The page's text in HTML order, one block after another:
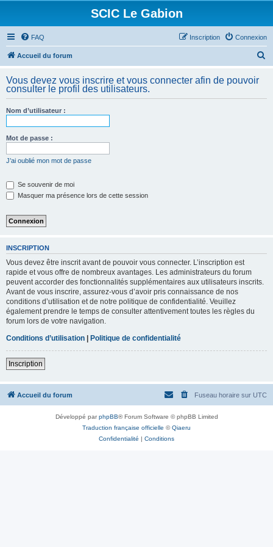
SCIC Le Gabion
FAQ Connexion
Inscription
Accueil du forum
h
Vous devez vous inscrire et vous connecter afin de pouvoir
consulter le profil des utilisateurs.
Nom d’utilisateur :
Mot de passe :
J’ai oublié mon mot de passe
Se souvenir de moi
Masquer ma présence lors de cette session
INSCRIPTION
Vous devez être inscrit avant de pouvoir vous connecter. L’inscription est
rapide et vous offre de nombreux avantages. Les administrateurs du forum
peuvent accorder des fonctionnalités supplémentaires aux utilisateurs inscrits.
Avant de vous inscrire, assurez-vous d’avoir pris connaissance de nos
conditions d’utilisation et de notre politique de confidentialité. Veuillez
également prendre le temps de consulter attentivement toutes les règles du
forum lors de votre navigation.
Conditions d’utilisation | Politique de confidentialité
Inscription
Accueil du forum Fuseau horaire sur UTC
Développé parphpBB® Forum Software © phpBB Limited
Traduction française officielle ©Qiaeru
Confidentialité | Conditions